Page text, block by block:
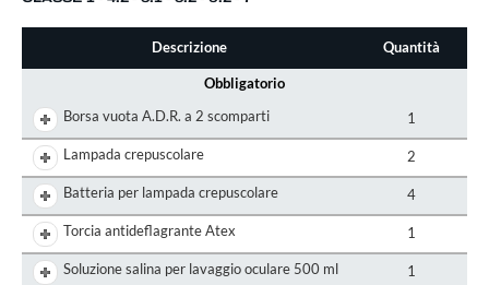
Descrizione Quantità
Obbligatorio
Borsa vuota A.D.R. a 2 scomparti
1
Lampada crepuscolare 2
Batteria per lampada crepuscolare 4
Torcia antideflagrante Atex 1
Soluzione salina per lavaggio oculare 500 ml 1